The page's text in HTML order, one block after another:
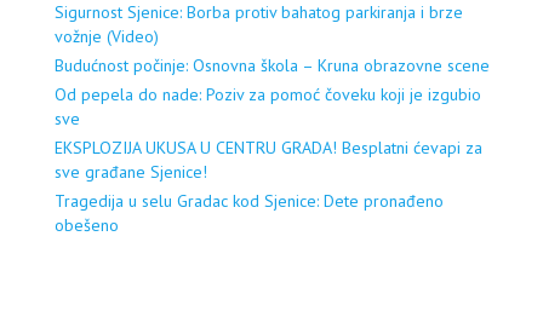
Sigurnost Sjenice: Borba protiv bahatog parkiranja i brze
vožnje (Video)
Budućnost počinje: Osnovna škola – Kruna obrazovne scene
Od pepela do nade: Poziv za pomoć čoveku koji je izgubio
sve
EKSPLOZIJA UKUSA U CENTRU GRADA! Besplatni ćevapi za
sve građane Sjenice!
Tragedija u selu Gradac kod Sjenice: Dete pronađeno
obešeno